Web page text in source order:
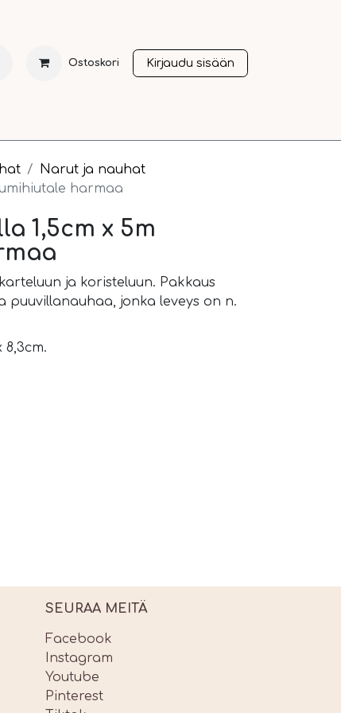
Ostoskori Kirjaudu sisään
Narut ja nauhat
harmaa
1,5cm x 5m
ja koristeluun. Pakkaus
puuvillanauhaa, jonka leveys on n.
8,3cm.
SEURAA MEITÄ
Facebook
Instagram
Youtube
Pinterest